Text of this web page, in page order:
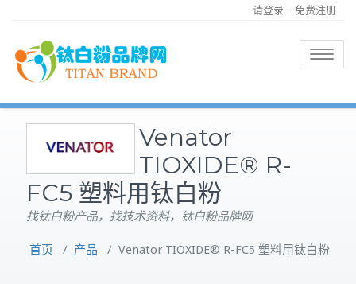
请登录 - 免费注册
Toggle
Venator
TIOXIDE® R-
FC5 塑料用钛白粉
找钛白粉产品，找技术资料，钛白粉品牌网
首页 / 产品 / Venator TIOXIDE® R-FC5 塑料用钛白粉